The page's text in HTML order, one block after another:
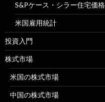
S&Pケース・シラー住宅価
米国雇用統計
投資入門
株式市場
米国の株式市場
中国の株式市場